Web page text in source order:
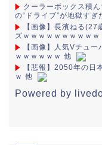
クーラーボックス積
の“ドライブ”が地獄すぎ
【画像】長濱ねる
ズｗｗｗｗｗｗｗｗｗｗ
【画像】人気Vチュ
ｗｗｗｗｗｗ 他
【悲報】2050年の日
ｗ 他
Powered by